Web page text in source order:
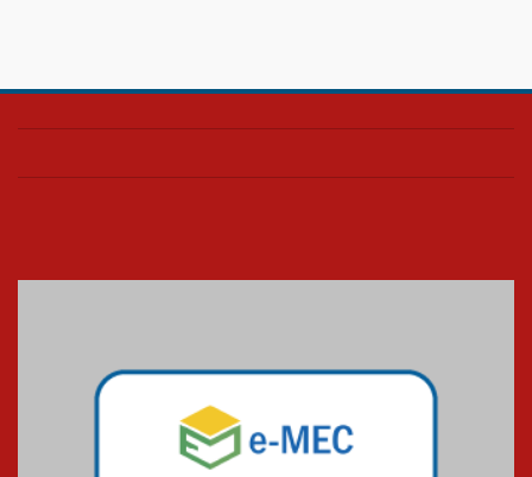
Confira como foi o culto mensal
Mackenzie mobiliza campanha
solidária para apoiar famílias em
Minas Gerais